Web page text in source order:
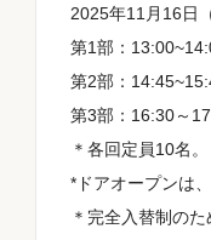
料
認
2025年11月16日
第1部：
第2部：
第3部：16:30～
＊各回定員10名。
*ドアオープンは
＊完全入替制の